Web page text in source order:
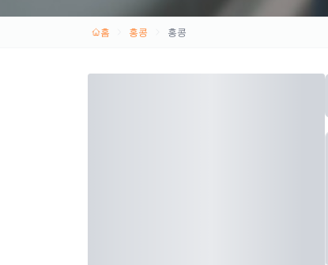
홈 홍콩 홍콩